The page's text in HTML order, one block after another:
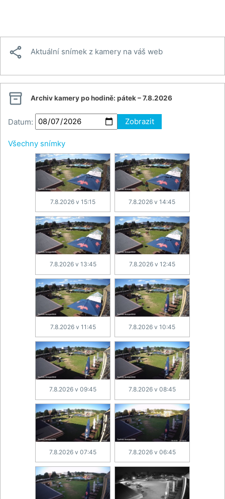
 Aktuální snímek z kamery na váš web
 Archiv kamery po hodině: pátek – 7.8.2026
Datum: Zobrazit
Všechny snímky
7.8.2026 v 15:15 7.8.2026 v 14:45
7.8.2026 v 13:45 7.8.2026 v 12:45
7.8.2026 v 11:45 7.8.2026 v 10:45
7.8.2026 v 09:45 7.8.2026 v 08:45
7.8.2026 v 07:45 7.8.2026 v 06:45